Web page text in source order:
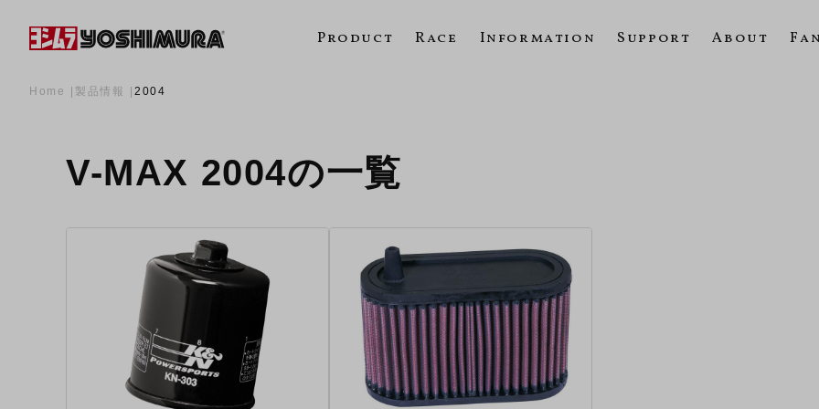
Product Race Information Support About
Home 製品情報 2004
V-MAX 2004の一覧